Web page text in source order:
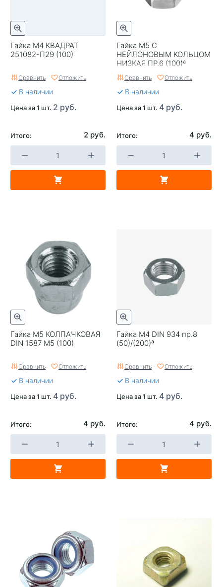
Гайка М4 КВАДРАТ
251082-П29 (100)
Сравнить Отложить
В наличии
Цена за 1 шт. 2 руб.
Итого: 2 руб.
Гайка М5 С
НЕЙЛОНОВЫМ КОЛЬЦОМ
НИЗКАЯ ПР.6 (100)ª
Сравнить Отложить
В наличии
Цена за 1 шт. 4 руб.
Итого: 4 руб.
Гайка М5 КОЛПАЧКОВАЯ
DIN 1587 М5 (100)
Сравнить Отложить
В наличии
Цена за 1 шт. 4 руб.
Итого: 4 руб.
Гайка М4 DIN 934 пр.8
(50)/(200)ª
Сравнить Отложить
В наличии
Цена за 1 шт. 4 руб.
Итого: 4 руб.